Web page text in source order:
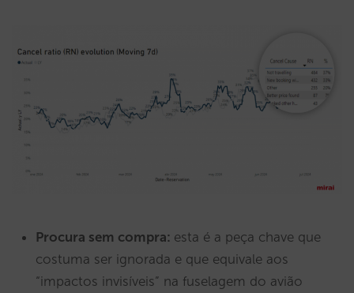
Procura sem compra: esta é a peça chave que
costuma ser ignorada e que equivale aos
“impactos invisíveis” na fuselagem do avião